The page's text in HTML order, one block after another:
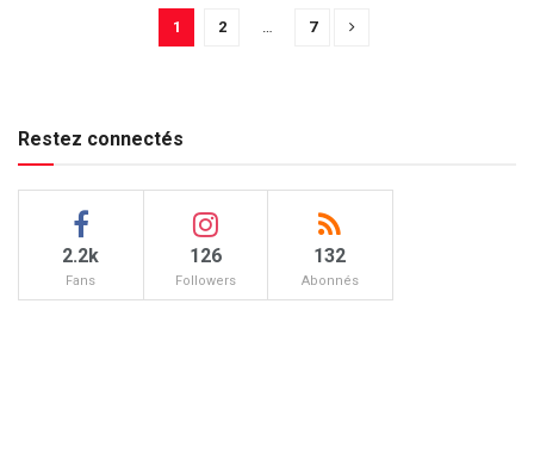
1 2 7
Restez connectés
2.2k
Fans
126
Followers
132
Abonnés